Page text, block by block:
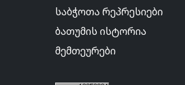
საბჭოთა რეპრესიები
ბათუმის ისტორია
მემთეურები